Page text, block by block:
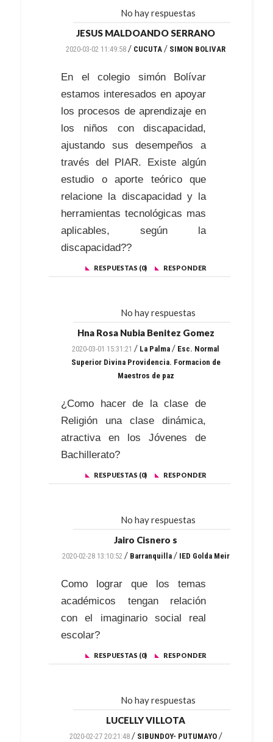
No hay respuestas
JESUS MALDOANDO SERRANO
2020-03-02 11:49:58 / CUCUTA / SIMON BOLIVAR
En el colegio simón Bolívar
estamos interesados en apoyar
los procesos de aprendizaje en
los niños con discapacidad,
ajustando sus desempeños a
través del PIAR. Existe algún
estudio o aporte teórico que
relacione la discapacidad y la
herramientas tecnológicas mas
aplicables, según la
discapacidad??
RESPUESTAS (0) RESPONDER
No hay respuestas
Hna Rosa Nubia Benitez Gomez
2020-03-01 15:31:21 / La Palma / Esc. Normal
Superior Divina Providencia. Formacion de
Maestros de paz
¿Como hacer de la clase de
Religión una clase dinámica,
atractiva en los Jóvenes de
Bachillerato?
RESPUESTAS (0) RESPONDER
No hay respuestas
Jairo Cisnero s
2020-02-28 13:10:52 / Barranquilla/ IED Golda Meir
Como lograr que los temas
académicos tengan relación
con el imaginario social real
escolar?
RESPUESTAS (0) RESPONDER
No hay respuestas
LUCELLY VILLOTA
2020-02-27 20:21:48/ SIBUNDOY- PUTUMAYO/